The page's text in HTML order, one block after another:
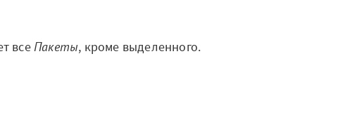
всеПакеты, кроме выделенного.